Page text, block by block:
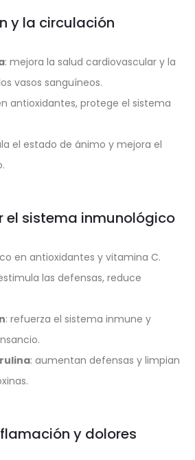
y la circulación
: mejora la salud cardiovascular y la
vasos sanguíneos.
antioxidantes, protege el sistema
el estado de ánimo y mejora el
el sistema inmunológico
en antioxidantes y vitamina C.
las defensas, reduce
: refuerza el sistema inmune y
: aumentan defensas y limpian
y dolores